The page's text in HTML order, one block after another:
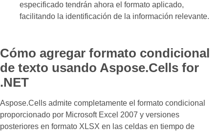
especificado tendrán ahora el formato aplicado,
facilitando la identificación de la información relevante.
Cómo agregar formato condicional
de texto usando Aspose.Cells for
.NET
Aspose.Cells admite completamente el formato condicional
proporcionado por Microsoft Excel 2007 y versiones
posteriores en formato XLSX en las celdas en tiempo de